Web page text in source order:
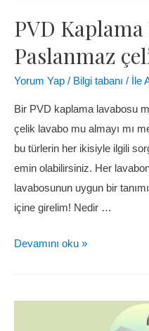
PVD Kaplama
Paslanmaz
Yorum Yap / Bilgi tabanı / İle
Bir PVD kaplama lavabosu
çelik lavabo mu almayı mı
bu türlerin her ikisiyle ilgili
emin olabilirsiniz. Her
lavabosunun uygun bir
içine girelim! Nedir …
Devamını oku »